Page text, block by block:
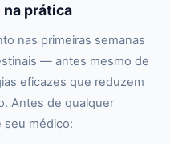
na prática
nas primeiras semanas
— antes mesmo de
eficazes que reduzem
Antes de qualquer
seu médico: